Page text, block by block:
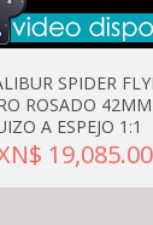
SPIDER
ROSADO
A ESPEJO 1:1
19,085.00